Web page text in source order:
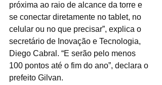
próxima ao raio de alcance da torre e
se conectar diretamente no tablet, no
celular ou no que precisar”, explica o
secretário de Inovação e Tecnologia,
Diego Cabral. “E serão pelo menos
100 pontos até o fim do ano”, declara o
prefeito Gilvan.